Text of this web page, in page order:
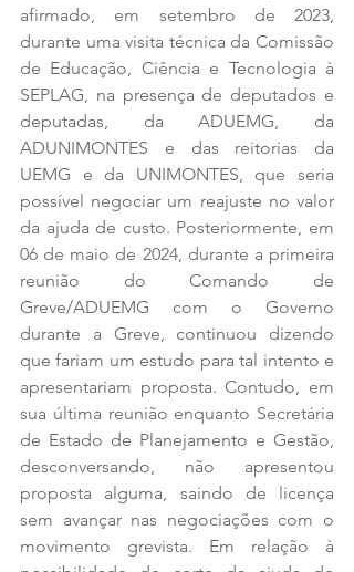
afirmado, em setembro de 2023,
durante uma visita técnica da Comissão
de Educação, Ciência e Tecnologia à
SEPLAG, na presença de deputados e
deputadas, da ADUEMG, da
ADUNIMONTES e das reitorias da
UEMG e da UNIMONTES, que seria
possível negociar um reajuste no valor
da ajuda de custo. Posteriormente, em
06 de maio de 2024, durante a primeira
reunião do Comando de
Greve/ADUEMG com o Governo
durante a Greve, continuou dizendo
que fariam um estudo para tal intento e
apresentariam proposta. Contudo, em
sua última reunião enquanto Secretária
de Estado de Planejamento e Gestão,
desconversando, não apresentou
proposta alguma, saindo de licença
sem avançar nas negociações com o
movimento grevista. Em relação à